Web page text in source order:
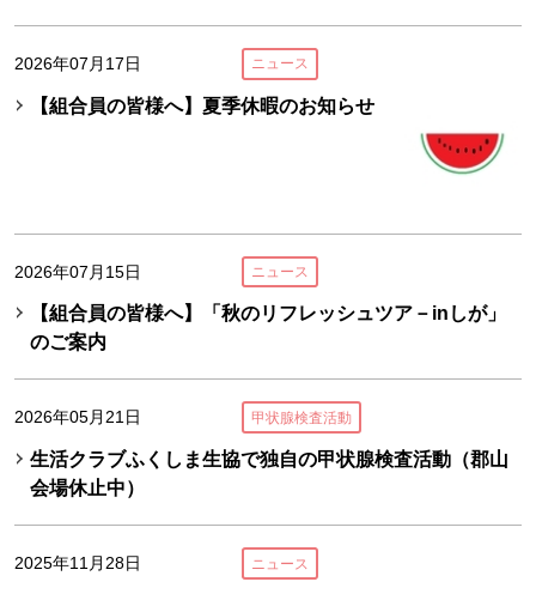
2026年07月17日 ニュース
【組合員の皆様へ】夏季休暇のお知らせ
2026年07月15日 ニュース
【組合員の皆様へ】「秋のリフレッシュツア－inしが」
のご案内
2026年05月21日 甲状腺検査活動
生活クラブふくしま生協で独自の甲状腺検査活動（郡山
会場休止中）
2025年11月28日 ニュース